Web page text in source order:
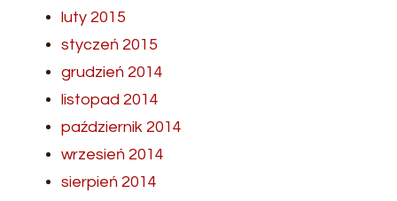
luty 2015
styczeń 2015
grudzień 2014
listopad 2014
październik 2014
wrzesień 2014
sierpień 2014